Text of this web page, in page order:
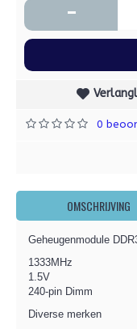
-
0
OMSCHRIJVING
Geheugenmodule
1333MHz
1.5V
240-pin Dimm
Diverse merken